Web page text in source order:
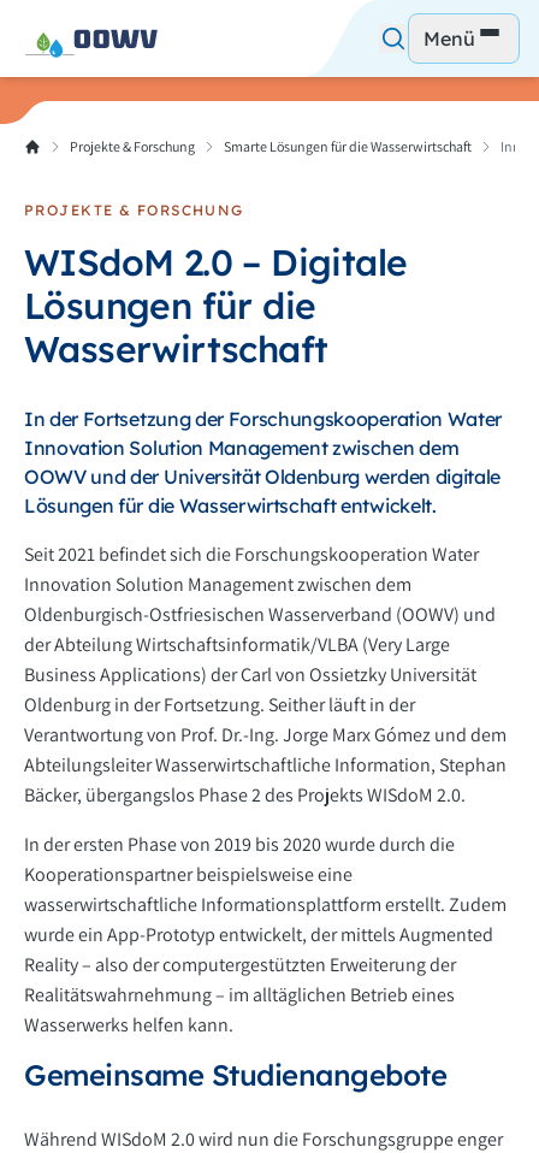
Menü
Projekte & Forschung Smarte Lösungen für die Wasserwirtschaft
PROJEKTE & FORSCHUNG
WISdoM 2.0 – Digitale
Lösungen für die
Wasserwirtschaft
In der Fortsetzung der Forschungskooperation Water
Innovation Solution Management zwischen dem
OOWV und der Universität Oldenburg werden digitale
Lösungen für die Wasserwirtschaft entwickelt.
Seit 2021 befindet sich die Forschungskooperation Water
Innovation Solution Management zwischen dem
Oldenburgisch-Ostfriesischen Wasserverband (OOWV) und
der Abteilung Wirtschaftsinformatik/VLBA (Very Large
Business Applications) der Carl von Ossietzky Universität
Oldenburg in der Fortsetzung. Seither läuft in der
Verantwortung von Prof. Dr.-Ing. Jorge Marx Gómez und dem
Abteilungsleiter Wasserwirtschaftliche Information, Stephan
Bäcker, übergangslos Phase 2 des Projekts WISdoM 2.0.
In der ersten Phase von 2019 bis 2020 wurde durch die
Kooperationspartner beispielsweise eine
wasserwirtschaftliche Informationsplattform erstellt. Zudem
wurde ein App-Prototyp entwickelt, der mittels Augmented
Reality – also der computergestützten Erweiterung der
Realitätswahrnehmung – im alltäglichen Betrieb eines
Wasserwerks helfen kann.
Gemeinsame Studienangebote
Während WISdoM 2.0 wird nun die Forschungsgruppe enger